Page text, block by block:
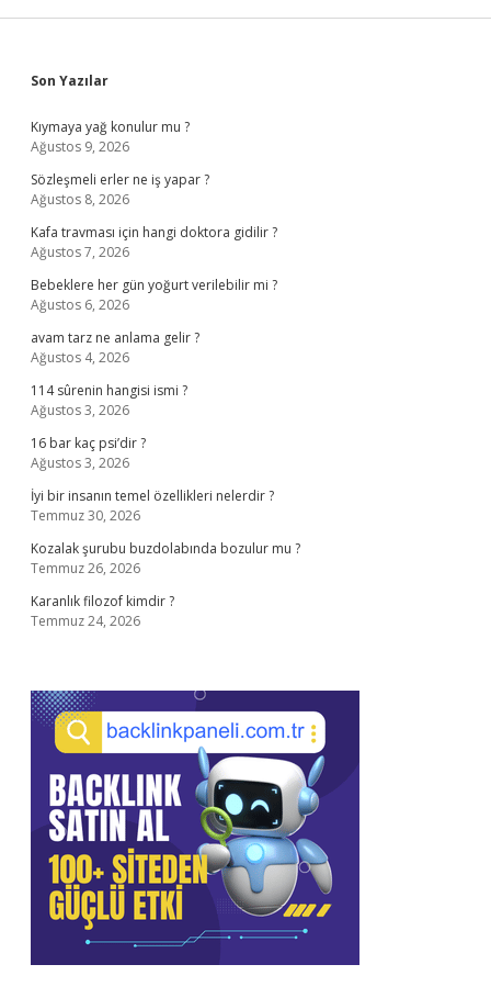
Sidebar
Son Yazılar
Kıymaya yağ konulur mu ?
Ağustos 9, 2026
Sözleşmeli erler ne iş yapar ?
Ağustos 8, 2026
Kafa travması için hangi doktora gidilir ?
Ağustos 7, 2026
Bebeklere her gün yoğurt verilebilir mi ?
Ağustos 6, 2026
avam tarz ne anlama gelir ?
Ağustos 4, 2026
114 sûrenin hangisi ismi ?
Ağustos 3, 2026
16 bar kaç psi’dir ?
Ağustos 3, 2026
İyi bir insanın temel özellikleri nelerdir ?
Temmuz 30, 2026
Kozalak şurubu buzdolabında bozulur mu ?
Temmuz 26, 2026
Karanlık filozof kimdir ?
Temmuz 24, 2026